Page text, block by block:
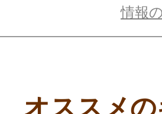
情報
オススメ